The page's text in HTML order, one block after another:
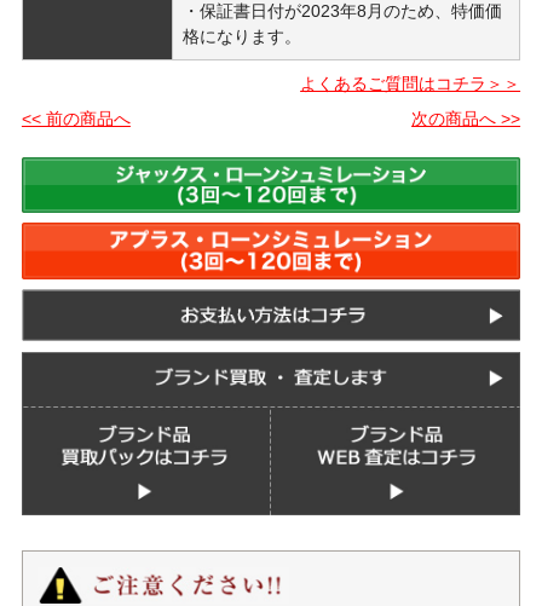
・保証書日付が2023年8月のため、特価価
格になります。
よくあるご質問はコチラ＞＞
<< 前の商品へ
次の商品へ >>